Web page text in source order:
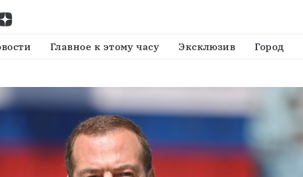
Главное к этому часу Эксклюзив Город
о реальности ядерного конфликта